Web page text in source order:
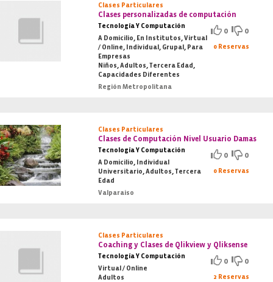
Clases Particulares
Clases personalizadas de computación
Tecnología Y Computación
A Domicilio, En Institutos, Virtual
/ Online, Individual, Grupal, Para
Empresas
Niños, Adultos, Tercera Edad,
Capacidades Diferentes
Región Metropolitana
0 0
0 Reservas
Clases Particulares
Clases de Computación Nivel Usuario Damas
Tecnología Y Computación
A Domicilio, Individual
Universitario, Adultos, Tercera
Edad
Valparaiso
0 0
0 Reservas
Clases Particulares
Coaching y Clases de Qlikview y Qliksense
Tecnología Y Computación
Virtual / Online
Adultos
0 0
2 Reservas